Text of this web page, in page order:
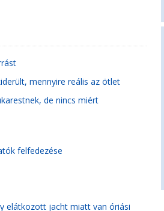
mennyire reális az ötlet
de nincs miért
felfedezése
elátkozott jacht miatt van óriási